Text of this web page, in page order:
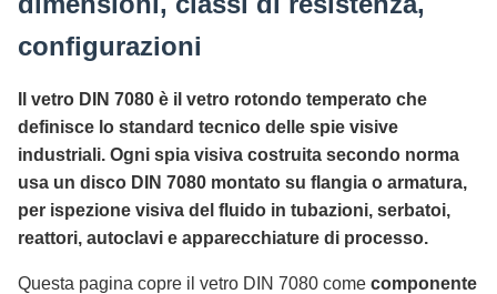
configurazioni
Il vetro DIN 7080 è il vetro rotondo temperato che
definisce lo standard tecnico delle spie visive
industriali. Ogni spia visiva costruita secondo norma
usa un disco DIN 7080 montato su flangia o armatura,
per ispezione visiva del fluido in tubazioni, serbatoi,
reattori, autoclavi e apparecchiature di processo.
Questa pagina copre il vetro DIN 7080 come componente